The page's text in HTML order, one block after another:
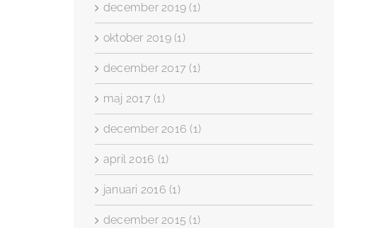
december 2019 (1)
oktober 2019 (1)
december 2017 (1)
maj 2017 (1)
december 2016 (1)
april 2016 (1)
januari 2016 (1)
december 2015 (1)